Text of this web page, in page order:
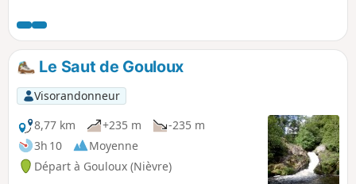
plus représentés que les chênes qui, autrefois, ont donné
son nom à ce massif.
Le Saut de Gouloux
Visorandonneur
8,77 km
+235 m
-235 m
3h 10
Moyenne
Départ à Gouloux (Nièvre)